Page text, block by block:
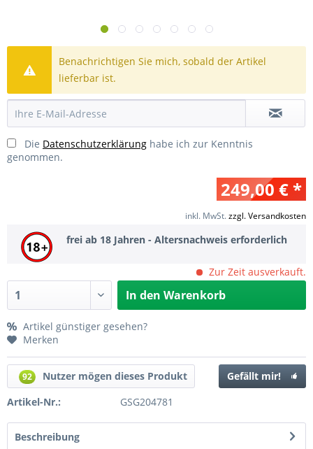
Benachrichtigen Sie mich, sobald der Artikel
lieferbar ist.
Die Datenschutzerklärung habe ich zur Kenntnis
genommen.
249,00 € *
inkl. MwSt.zzgl. Versandkosten
frei ab 18 Jahren - Altersnachweis erforderlich
Zur Zeit ausverkauft.
In den Warenkorb
Artikel günstiger gesehen?
Merken
92 Nutzer mögen dieses Produkt
Gefällt mir!
Artikel-Nr.:
GSG204781
Beschreibung